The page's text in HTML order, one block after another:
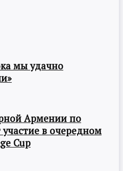
мы удачно
Армении по
в очередном
Cup